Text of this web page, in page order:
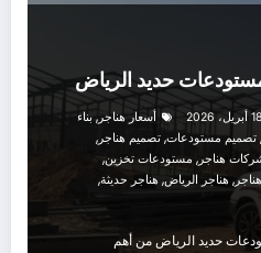
حديد الرياض
18 أبريل، 2026 أسعار هناجر , بناء
, تصميم مستودعات, تصميم هناجر ,
هناجر , مستودعات تخزين,
, هناجر الرياض, هناجر حديثة,
حديد الرياض من أهم